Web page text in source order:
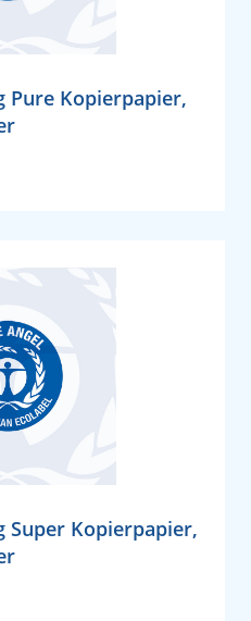
Pure Kopierpapier,
Super Kopierpapier,